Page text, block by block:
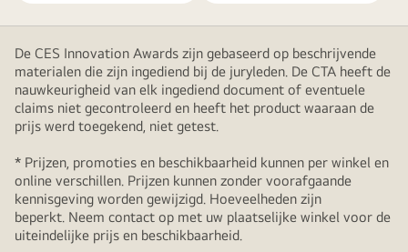
De CES Innovation Awards zijn gebaseerd op beschrijvende
materialen die zijn ingediend bij de juryleden. De CTA heeft de
nauwkeurigheid van elk ingediend document of eventuele
claims niet gecontroleerd en heeft het product waaraan de
prijs werd toegekend, niet getest.
* Prijzen, promoties en beschikbaarheid kunnen per winkel en
online verschillen. Prijzen kunnen zonder voorafgaande
kennisgeving worden gewijzigd. Hoeveelheden zijn
beperkt. Neem contact op met uw plaatselijke winkel voor de
uiteindelijke prijs en beschikbaarheid.